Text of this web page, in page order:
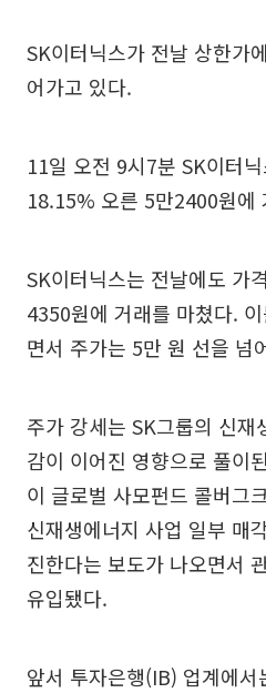
SK이터닉스가 전날 상한가
어가고 있다.
11일 오전 9시7분 SK이터
18.15% 오른 5만2400원에
SK이터닉스는 전날에도 가
4350원에 거래를 마쳤다.
면서 주가는 5만 원 선을 넘
주가 강세는 SK그룹의 신재
감이 이어진 영향으로 풀이
이 글로벌 사모펀드 콜버그
신재생에너지 사업 일부 매
진한다는 보도가 나오면서
유입됐다.
앞서 투자은행(IB) 업계에서